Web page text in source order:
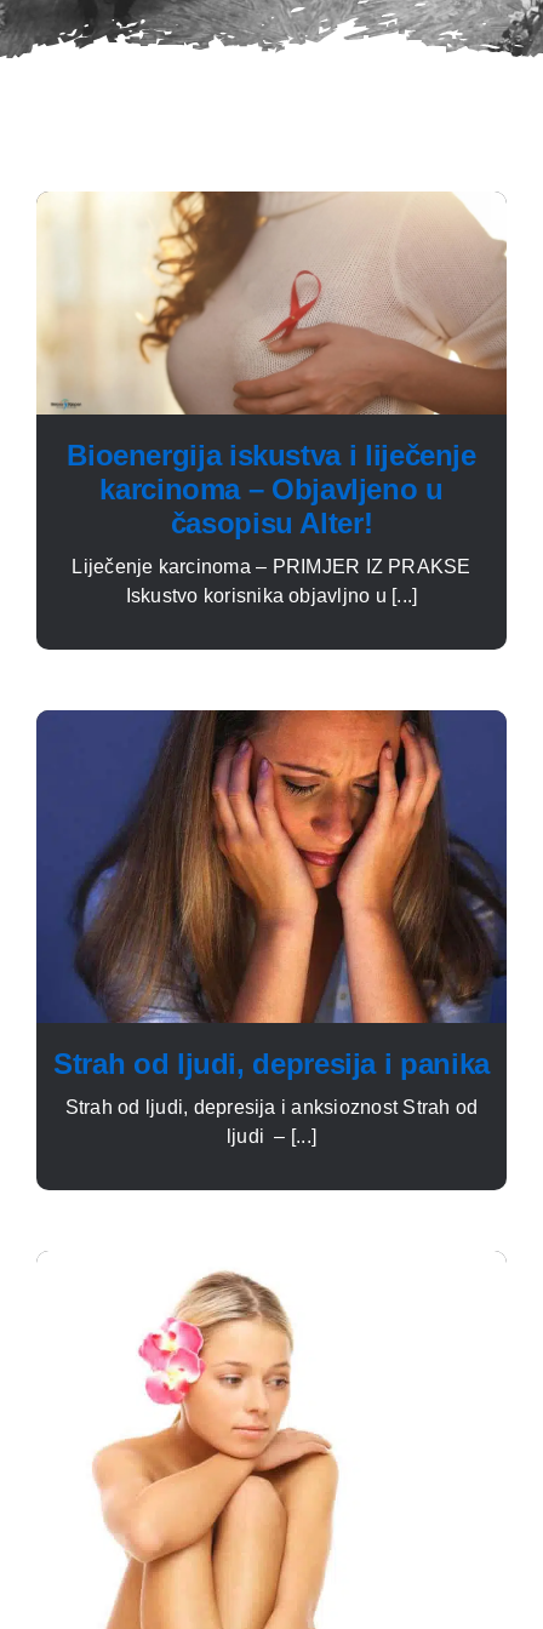
Bioenergija iskustva i liječenje
karcinoma – Objavljeno u
časopisu Alter!
Liječenje karcinoma – PRIMJER IZ PRAKSE
Iskustvo korisnika objavljno u [...]
Strah od ljudi, depresija i panika
Strah od ljudi, depresija i anksioznost Strah od
ljudi – [...]